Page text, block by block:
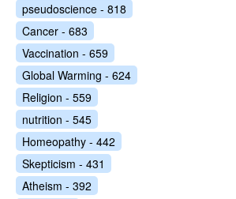
pseudoscience - 818
Cancer - 683
Vaccination - 659
Global Warming - 624
Religion - 559
nutrition - 545
Homeopathy - 442
Skepticism - 431
Atheism - 392